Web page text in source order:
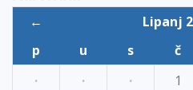
← Lipanj
p
u s č
·
· · 1